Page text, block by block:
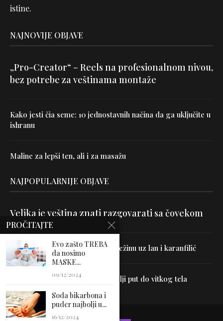
istine.
NAJNOVIJE OBJAVE
„Pro-Creator“ – Reels na profesionalnom nivou,
bez potrebe za veštinama montaže
Kako jesti čia seme: 10 jednostavnih načina da ga uključite u
ishranu
Maline za lepši ten, ali i za masažu
NAJPOPULARNIJE OBJAVE
Velika je veština znati razgovarati sa čovekom
Uništite parazite i normalizujte težinu uz lan i karanfilić
Dr Hajder: Akupunktura je najbolji put do vitkog tela
PROČITAJTE
Evo zašto TREBA
da nosimo
MASKE...
09/12/2024
Soda bikarbona i
puder najbolji u...
16/12/2024